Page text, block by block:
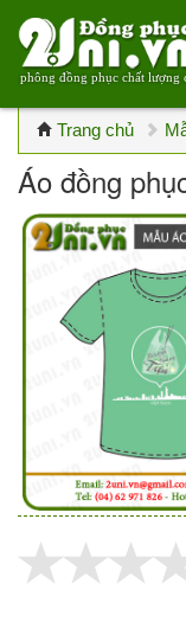
phông đồng phục chất lượng
Trang chủ
Áo đồng